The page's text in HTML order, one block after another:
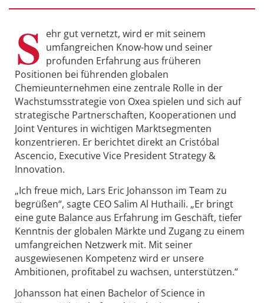
S ehr gut vernetzt, wird er mit seinem
umfangreichen Know-how und seiner
profunden Erfahrung aus früheren
Positionen bei führenden globalen
Chemieunternehmen eine zentrale Rolle in der
Wachstumsstrategie von Oxea spielen und sich auf
strategische Partnerschaften, Kooperationen und
Joint Ventures in wichtigen Marktsegmenten
konzentrieren. Er berichtet direkt an Cristóbal
Ascencio, Executive Vice President Strategy &
Innovation.
„Ich freue mich, Lars Eric Johansson im Team zu
begrüßen“, sagte CEO Salim Al Huthaili. „Er bringt
eine gute Balance aus Erfahrung im Geschäft, tiefer
Kenntnis der globalen Märkte und Zugang zu einem
umfangreichen Netzwerk mit. Mit seiner
ausgewiesenen Kompetenz wird er unsere
Ambitionen, profitabel zu wachsen, unterstützen.“
Johansson hat einen Bachelor of Science in